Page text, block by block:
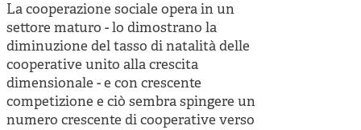
La cooperazione sociale opera in un
settore maturo - lo dimostrano la
diminuzione del tasso di natalità delle
cooperative unito alla crescita
dimensionale - e con crescente
competizione e ciò sembra spingere un
numero crescente di cooperative verso